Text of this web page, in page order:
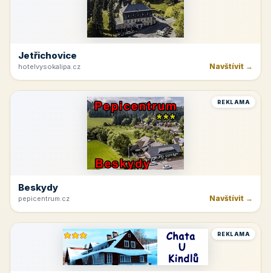
Jetřichovice
hotelvysokalipa.cz Navštívit →
REKLAMA
Beskydy
pepicentrum.cz Navštívit →
REKLAMA